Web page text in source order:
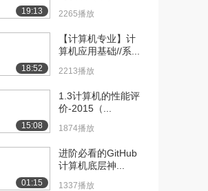
19:13 2265播放
18:52
【计算机专业】计
算机应用基础//系...
2213播放
15:08
1.3计算机的性能评
价-2015（...
1874播放
01:15
进阶必看的GitHub
计算机底层神...
1337播放